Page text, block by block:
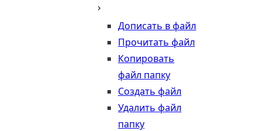
Дописать в файл
Прочитать файл
Копировать
файл папку
Создать файл
Удалить файл
папку